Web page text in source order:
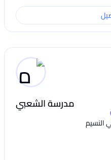
مدرسة الشعبي
النسيم